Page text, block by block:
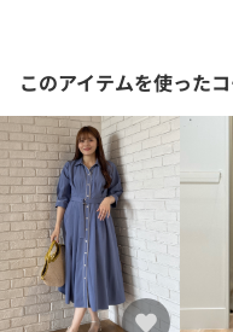
製品と画像のカラーが異な
【26SS】
このアイテムを使った